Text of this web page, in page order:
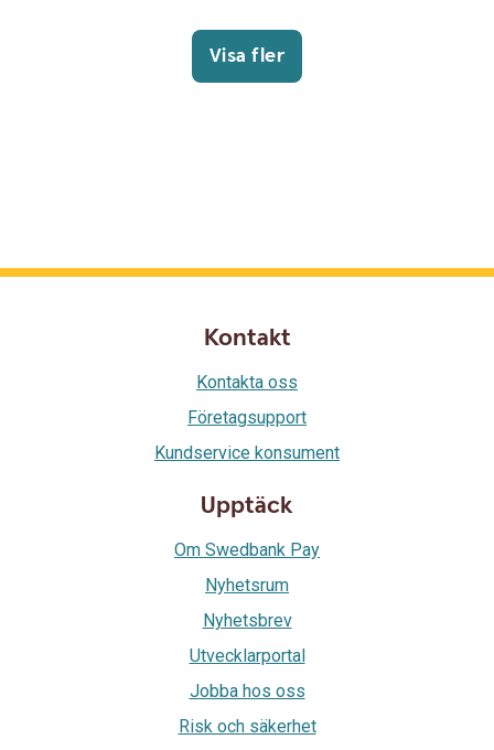
Visa fler
Kontakt
Kontakta oss
Företagsupport
Kundservice konsument
Upptäck
Om Swedbank Pay
Nyhetsrum
Nyhetsbrev
Utvecklarportal
Jobba hos oss
Risk och säkerhet